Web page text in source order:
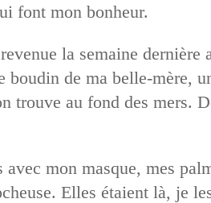
font mon bonheur.
la semaine dernière
boudin de ma belle-mère,
trouve au fond des mers.
mon masque, mes
Elles étaient là, je